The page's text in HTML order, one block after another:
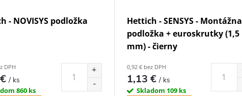
- NOVISYS podložka
DPH
/ ks
860 ks
Hettich - SENSYS - Montážna
podložka + euroskrutky (1,5
mm) - čierny
0,92 € bez DPH
1,13 €/ ks
Skladom 109 ks